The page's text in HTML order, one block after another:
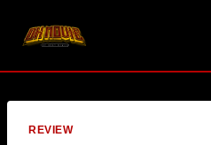
REVIEW